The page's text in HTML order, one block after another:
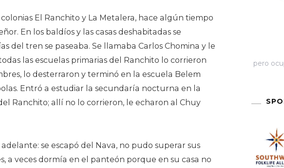
El Ranchito y La Metalera, hace algún tiempo
En los baldíos y las casas deshabitadas se
del tren se paseaba. Se llamaba Carlos Chomina y le
las escuelas primarias del Ranchito lo corrieron
lo desterraron y terminó en la escuela Belem
Entró a estudiar la secundaría nocturna en la
Ranchito; allí no lo corrieron, le echaron al Chuy
se escapó del Nava, no pudo superar sus
a veces dormía en el panteón porque en su casa no
pero